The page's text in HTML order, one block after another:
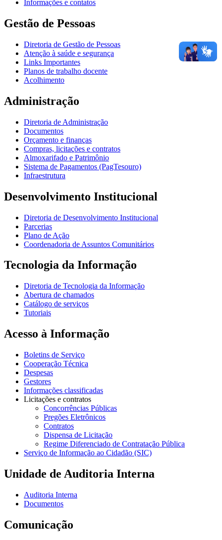
Informações e contatos
Gestão de Pessoas
Diretoria de Gestão de Pessoas
Atenção à saúde e segurança
Links Importantes
Planos de trabalho docente
Acolhimento
Administração
Diretoria de Administração
Documentos
Orçamento e finanças
Compras, licitações e contratos
Almoxarifado e Patrimônio
Sistema de Pagamentos (PagTesouro)
Infraestrutura
Desenvolvimento Institucional
Diretoria de Desenvolvimento Institucional
Parcerias
Plano de Ação
Coordenadoria de Assuntos Comunitários
Tecnologia da Informação
Diretoria de Tecnologia da Informação
Abertura de chamados
Catálogo de serviços
Tutoriais
Acesso à Informação
Boletins de Serviço
Cooperação Técnica
Despesas
Gestores
Informações classificadas
Licitações e contratos
Concorrências Públicas
Pregões Eletrônicos
Contratos
Dispensa de Licitação
Regime Diferenciado de Contratação Pública
Serviço de Informação ao Cidadão (SIC)
Unidade de Auditoria Interna
Auditoria Interna
Documentos
Comunicação